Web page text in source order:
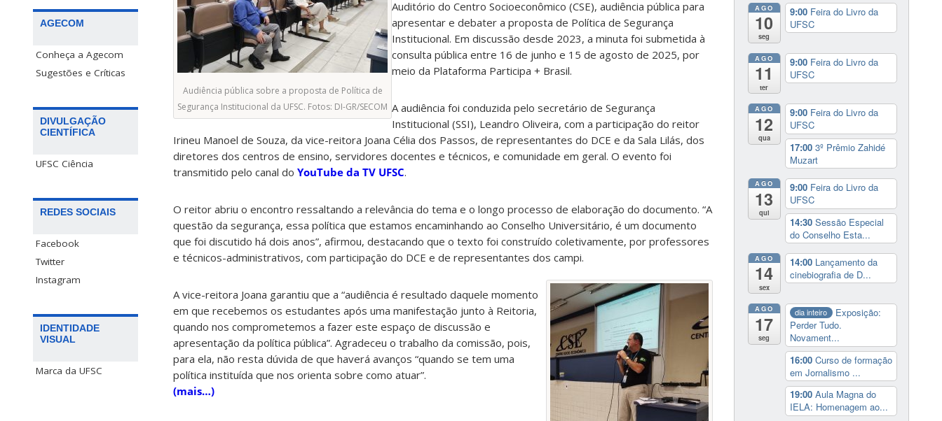
AGECOM
Conheça a Agecom
Sugestões e Críticas
DIVULGAÇÃO
CIENTÍFICA
UFSC Ciência
REDES SOCIAIS
Facebook
Twitter
Instagram
IDENTIDADE
VISUAL
Marca da UFSC
Audiência pública sobre a proposta de Política de
Segurança Institucional da UFSC. Fotos: DI-GR/SECOM
Auditório do Centro Socioeconômico (CSE), audiência pública para
apresentar e debater a proposta de Política de Segurança
Institucional. Em discussão desde 2023, a minuta foi submetida à
consulta pública entre 16 de junho e 15 de agosto de 2025, por
meio da Plataforma Participa + Brasil.
A audiência foi conduzida pelo secretário de Segurança
Institucional (SSI), Leandro Oliveira, com a participação do reitor
Irineu Manoel de Souza, da vice-reitora Joana Célia dos Passos, de representantes do DCE e da Sala Lilás, dos
diretores dos centros de ensino, servidores docentes e técnicos, e comunidade em geral. O evento foi
transmitido pelo canal do YouTube da TV UFSC.
O reitor abriu o encontro ressaltando a relevância do tema e o longo processo de elaboração do documento. “A
questão da segurança, essa política que estamos encaminhando ao Conselho Universitário, é um documento
que foi discutido há dois anos”, afirmou, destacando que o texto foi construído coletivamente, por professores
e técnicos-administrativos, com participação do DCE e de representantes dos campi.
A vice-reitora Joana garantiu que a “audiência é resultado daquele momento
em que recebemos os estudantes após uma manifestação junto à Reitoria,
quando nos comprometemos a fazer este espaço de discussão e
apresentação da política pública”. Agradeceu o trabalho da comissão, pois,
para ela, não resta dúvida de que haverá avanços “quando se tem uma
política instituída que nos orienta sobre como atuar”.
(mais…)
AGO
10
seg
9:00 Feira do Livro da
UFSC
AGO
11
ter
9:00 Feira do Livro da
UFSC
AGO
12
qua
9:00 Feira do Livro da
UFSC
17:00 3º Prêmio Zahidé
Muzart
AGO
13
qui
9:00 Feira do Livro da
UFSC
14:30 Sessão Especial
do Conselho Esta...
AGO
14
sex
14:00 Lançamento da
cinebiografia de D...
AGO
17
seg
dia inteiro
Exposição:
Perder Tudo.
Novament...
16:00 Curso de formação
em Jornalismo ...
19:00 Aula Magna do
IELA: Homenagem ao...